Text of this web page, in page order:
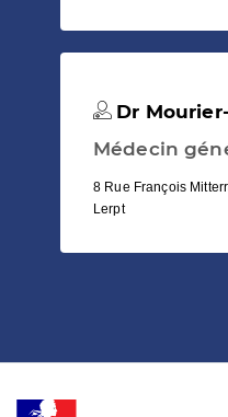
Dr
Médecin
8 Rue François
Lerpt